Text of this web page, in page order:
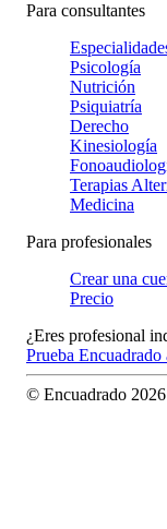
Para consultantes
Psicología
Nutrición
Psiquiatría
Derecho
Kinesiología
Terapias
Medicina
Para profesionales
Crear una
Precio
¿Eres profesional
Prueba Encuadrado
© Encuadrado 2026